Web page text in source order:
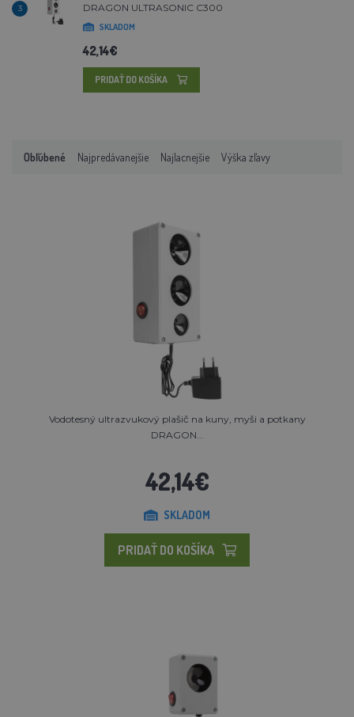
3
DRAGON ULTRASONIC C300
SKLADOM
42,14€
PRIDAŤ DO KOŠÍKA
Obľúbené Najpredávanejšie Najlacnejšie Výška zľavy
Vodotesný ultrazvukový plašič na kuny, myši a potkany
DRAGON...
42,14€
SKLADOM
PRIDAŤ DO KOŠÍKA